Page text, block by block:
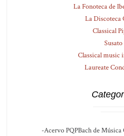
La Fonoteca de
La Discoteca
Classical
Susato
Classical music
Laureate
-Acervo PQPBach de Música